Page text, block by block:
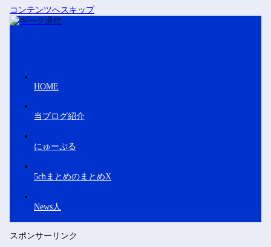
コンテンツへスキップ
HOME
当ブログ紹介
にゅーぷる
5chまとめのまとめX
News人
スポンサーリンク